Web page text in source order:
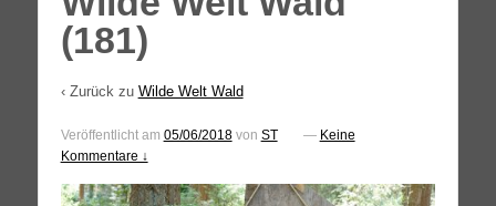
(181)
‹ Zurück zu Wilde Welt Wald
Veröffentlicht am 05/06/2018von ST — Keine
Kommentare ↓